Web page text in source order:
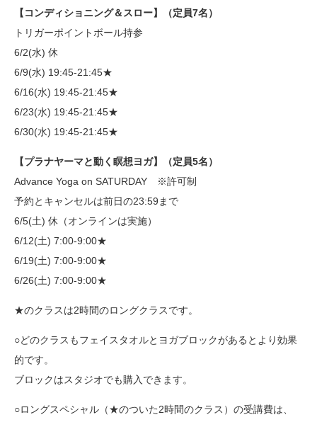
【コンディショニング＆スロー】（定員7名）
トリガーポイントボール持参
6/2(水) 休
6/9(水) 19:45-21:45★
6/16(水) 19:45-21:45★
6/23(水) 19:45-21:45★
6/30(水) 19:45-21:45★
【プラナヤーマと動く瞑想ヨガ】（定員5名）
Advance Yoga on SATURDAY ※許可制
予約とキャンセルは前日の23:59まで
6/5(土) 休（オンラインは実施）
6/12(土) 7:00-9:00★
6/19(土) 7:00-9:00★
6/26(土) 7:00-9:00★
★のクラスは2時間のロングクラスです。
○どのクラスもフェイスタオルとヨガブロックがあるとより効果
的です。
ブロックはスタジオでも購入できます。
○ロングスペシャル（★のついた2時間のクラス）の受講費は、